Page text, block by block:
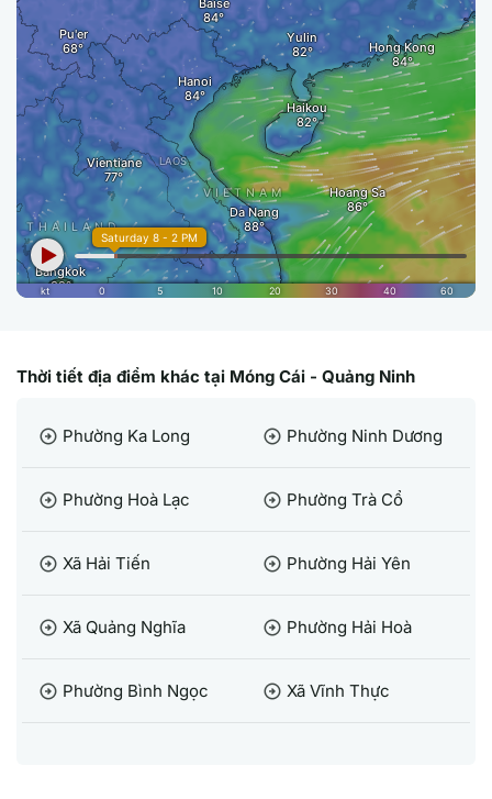
Thời tiết địa điểm khác tại Móng Cái - Quảng Ninh
arrow_circle_right Phường Ka Long arrow_circle_right Phường Ninh Dương
arrow_circle_right Phường Hoà Lạc arrow_circle_right Phường Trà Cổ
arrow_circle_right Xã Hải Tiến arrow_circle_right Phường Hải Yên
arrow_circle_right Xã Quảng Nghĩa arrow_circle_right Phường Hải Hoà
arrow_circle_right Phường Bình Ngọc arrow_circle_right Xã Vĩnh Thực